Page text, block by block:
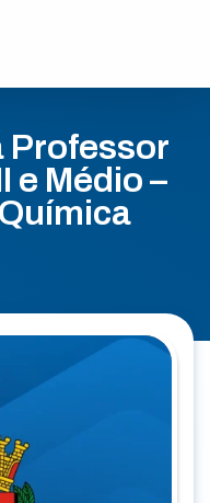
Professor
e Médio –